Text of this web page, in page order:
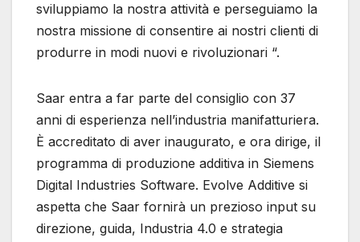
sviluppiamo la nostra attività e perseguiamo la
nostra missione di consentire ai nostri clienti di
produrre in modi nuovi e rivoluzionari “.
Saar entra a far parte del consiglio con 37
anni di esperienza nell’industria manifatturiera.
È accreditato di aver inaugurato, e ora dirige, il
programma di produzione additiva in Siemens
Digital Industries Software. Evolve Additive si
aspetta che Saar fornirà un prezioso input su
direzione, guida, Industria 4.0 e strategia